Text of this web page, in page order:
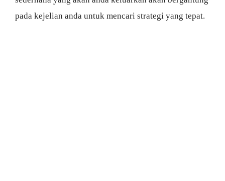
pada kejelian anda untuk mencari strategi yang tepat.